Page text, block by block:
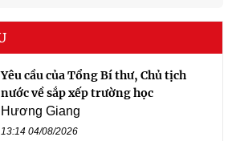
Yêu cầu của Tổng Bí thư, Chủ tịch
nước về sắp xếp trường học
Hương Giang
13:14 04/08/2026